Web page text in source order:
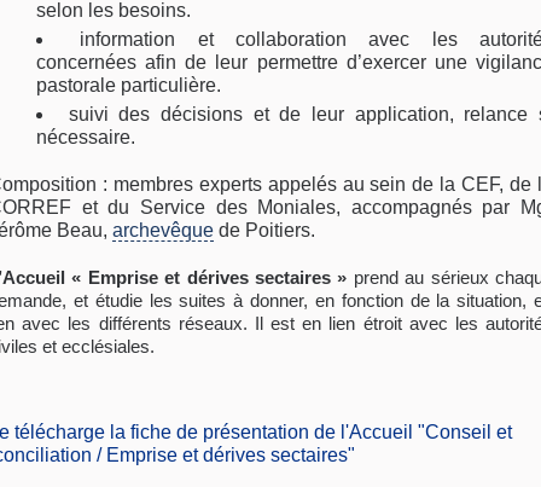
selon les besoins.
information et collaboration avec les
concernées afin de leur permettre d’exercer une
pastorale particulière.
suivi des décisions et de leur application, relance
nécessaire.
: membres experts appelés au sein de la CEF, de
et du Service des Moniales, accompagnés par
Beau, archevêque de Poitiers.
« Emprise et dérives sectaires » prend au sérieux
et étudie les suites à donner, en fonction de la situation,
avec les différents réseaux. Il est en lien étroit avec les
et ecclésiales.
télécharge la fiche de présentation de l'Accueil "Conseil et
/ Emprise et dérives sectaires"